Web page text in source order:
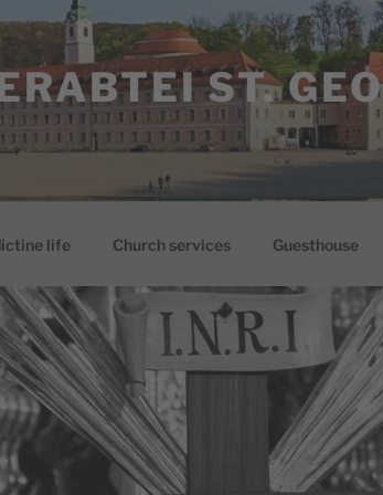
ST.
life Church services Guesthouse